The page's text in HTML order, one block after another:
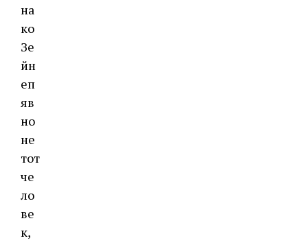
на
ко
Зе
йн
еп
яв
но
не
тот
че
ло
ве
к,